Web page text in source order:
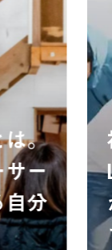
。
ー
分